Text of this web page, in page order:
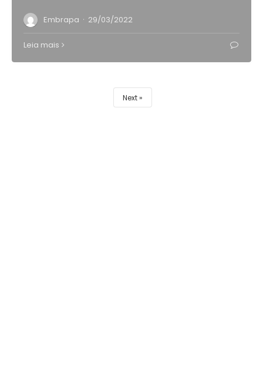
Embrapa · 29/03/2022
Leia mais
Next